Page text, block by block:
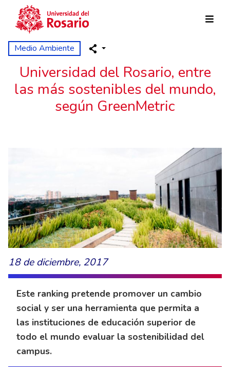
Pasar al contenido principal
Medio Ambiente
Universidad del Rosario, entre
las más sostenibles del mundo,
según GreenMetric
18 de diciembre, 2017
Este ranking pretende promover un cambio
social y ser una herramienta que permita a
las instituciones de educación superior de
todo el mundo evaluar la sostenibilidad del
campus.